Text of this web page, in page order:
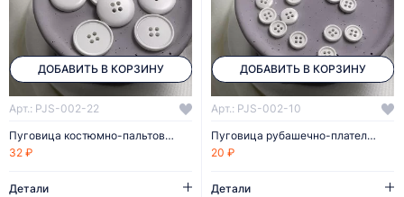
ДОБАВИТЬ В КОРЗИНУ
Арт.: PJS-002-22
Пуговица костюмно-пальтовая белая 22 мм пластик
32 ₽
Детали
ДОБАВИТЬ В КОРЗИНУ
Арт.: PJS-002-10
Пуговица рубашечно-плательная белая 10 мм пластик
20 ₽
Детали